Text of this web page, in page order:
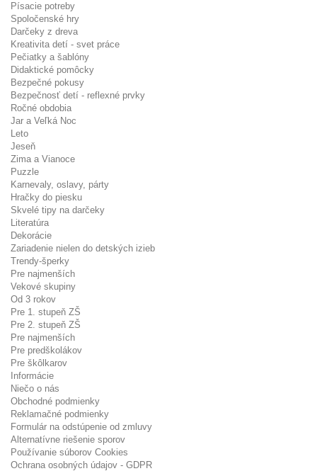
Písacie potreby
Spoločenské hry
Darčeky z dreva
Kreativita detí - svet práce
Pečiatky a šablóny
Didaktické pomôcky
Bezpečné pokusy
Bezpečnosť detí - reflexné prvky
Ročné obdobia
Jar a Veľká Noc
Leto
Jeseň
Zima a Vianoce
Puzzle
Karnevaly, oslavy, párty
Hračky do piesku
Skvelé tipy na darčeky
Literatúra
Dekorácie
Zariadenie nielen do detských izieb
Trendy-šperky
Pre najmenších
Vekové skupiny
Od 3 rokov
Pre 1. stupeň ZŠ
Pre 2. stupeň ZŠ
Pre najmenších
Pre predškolákov
Pre škôlkarov
Informácie
Niečo o nás
Obchodné podmienky
Reklamačné podmienky
Formulár na odstúpenie od zmluvy
Alternatívne riešenie sporov
Používanie súborov Cookies
Ochrana osobných údajov - GDPR